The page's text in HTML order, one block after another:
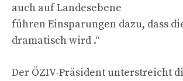
auch auf Landesebene
führen Einsparungen dazu, dass
dramatisch wird .“
Der ÖZIV-Präsident unterstreicht